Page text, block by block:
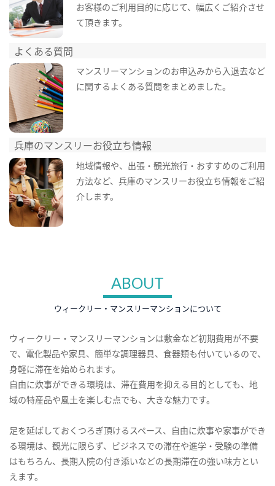
お客様のご利用目的に応じて、幅広くご紹介させ
て頂きます。
よくある質問
マンスリーマンションのお申込みから入退去など
に関するよくある質問をまとめました。
兵庫のマンスリーお役立ち情報
地域情報や、出張・観光旅行・おすすめのご利用
方法など、兵庫のマンスリーお役立ち情報をご紹
介します。
ABOUT
ウィークリー・マンスリーマンションについて
ウィークリー・マンスリーマンションは敷金など初期費用が不要
で、電化製品や家具、簡単な調理器具、食器類も付いているので、
身軽に滞在を始められます。
自由に炊事ができる環境は、滞在費用を抑える目的としても、地
域の特産品や風土を楽しむ点でも、大きな魅力です。
足を延ばしておくつろぎ頂けるスペース、自由に炊事や家事ができ
る環境は、観光に限らず、ビジネスでの滞在や進学・受験の準備
はもちろん、長期入院の付き添いなどの長期滞在の強い味方とい
えます。